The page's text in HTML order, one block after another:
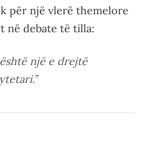
për një vlerë themelore
në debate të tilla:
një e drejtë